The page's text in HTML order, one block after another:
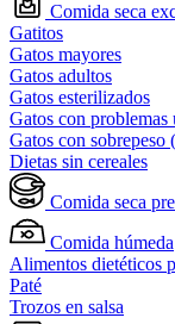
Comida seca
Gatitos
Gatos mayores
Gatos adultos
Gatos esterilizados
Gatos con problemas
Gatos con sobrepeso
Dietas sin cereales
Comida seca
Comida húmeda
Alimentos dietéticos
Paté
Trozos en salsa